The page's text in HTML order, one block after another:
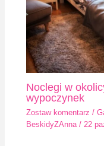
Noclegi w
wypoczynek
Zostaw komentarz /
BeskidyZAnna/22